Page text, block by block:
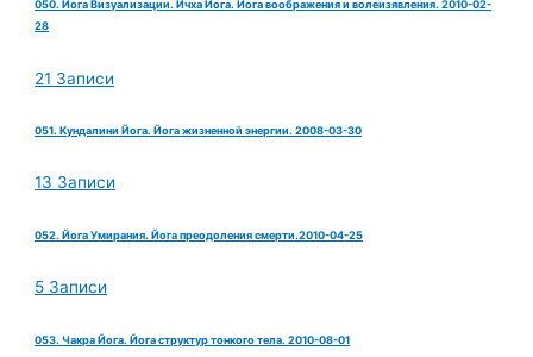
050. Йога Визуализации. Ичха Йога. Йога воображения и волеизявления. 2010-02-
28
21 Записи
051. Кундалини Йога. Йога жизненной энергии. 2008-03-30
13 Записи
052. Йога Умирания. Йога преодоления смерти.2010-04-25
5 Записи
053. Чакра Йога. Йога структур тонкого тела. 2010-08-01